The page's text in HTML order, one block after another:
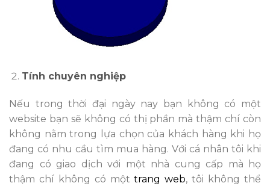
Tính chuyên nghiệp
Nếu trong thời đại ngày nay bạn không có một
website bạn sẽ không có thị phần mà thậm chí còn
không nằm trong lựa chọn của khách hàng khi họ
đang có nhu cầu tìm mua hàng. Với cá nhân tôi khi
đang có giao dịch với một nhà cung cấp mà họ
thậm chí không có mộttrang web, tôi không thể